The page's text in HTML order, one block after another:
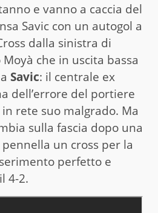
e vanno a caccia del
Savic con un autogol a
dalla sinistra di
che in uscita bassa
Savic: il centrale ex
dell’errore del portiere
rete suo malgrado. Ma
sulla fascia dopo una
un cross per la
perfetto e
4-2.